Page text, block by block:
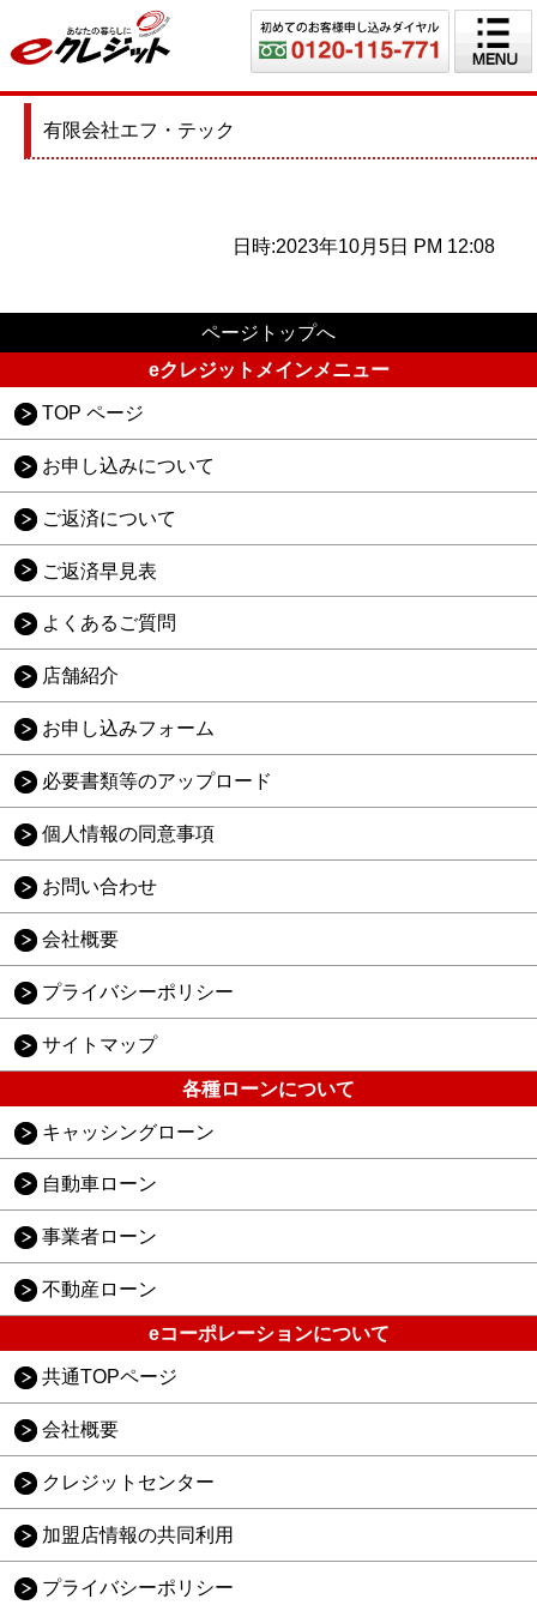
有限会社エフ・テック
日時:2023年10月5日 PM 12:08
ページトップへ
eクレジットメインメニュー
TOP ページ
お申し込みについて
ご返済について
ご返済早見表
よくあるご質問
店舗紹介
お申し込みフォーム
必要書類等のアップロード
個人情報の同意事項
お問い合わせ
会社概要
プライバシーポリシー
サイトマップ
各種ローンについて
キャッシングローン
自動車ローン
事業者ローン
不動産ローン
eコーポレーションについて
共通TOPページ
会社概要
クレジットセンター
加盟店情報の共同利用
プライバシーポリシー